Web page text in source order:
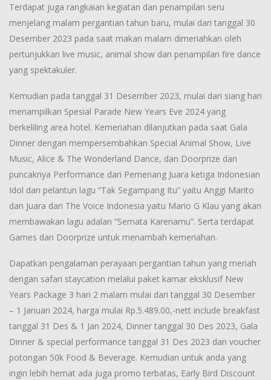
Terdapat juga rangkaian kegiatan dan penampilan seru
menjelang malam pergantian tahun baru, mulai dari tanggal 30
Desember 2023 pada saat makan malam dimeriahkan oleh
pertunjukkan live music, animal show dan penampilan fire dance
yang spektakuler.
Kemudian pada tanggal 31 Desember 2023, mulai dari siang hari
menampilkan Spesial Parade New Years Eve 2024 yang
berkeliling area hotel. Kemeriahan dilanjutkan pada saat Gala
Dinner dengan mempersembahkan Special Animal Show, Live
Music, Alice & The Wonderland Dance, dan Doorprize dan
puncaknya Performance dari Pemenang Juara ketiga Indonesian
Idol dan pelantun lagu “Tak Segampang Itu” yaitu Anggi Marito
dan Juara dari The Voice Indonesia yaitu Mario G Klau yang akan
membawakan lagu adalan “Semata Karenamu”. Serta terdapat
Games dan Doorprize untuk menambah kemeriahan.
Dapatkan pengalaman perayaan pergantian tahun yang meriah
dengan safari staycation melalui paket kamar eksklusif New
Years Package 3 hari 2 malam mulai dari tanggal 30 Desember
– 1 Januari 2024, harga mulai Rp.5.489.00,-nett include breakfast
tanggal 31 Des & 1 Jan 2024, Dinner tanggal 30 Des 2023, Gala
Dinner & special performance tanggal 31 Des 2023 dan voucher
potongan 50k Food & Beverage. Kemudian untuk anda yang
ingin lebih hemat ada juga promo terbatas, Early Bird Discount